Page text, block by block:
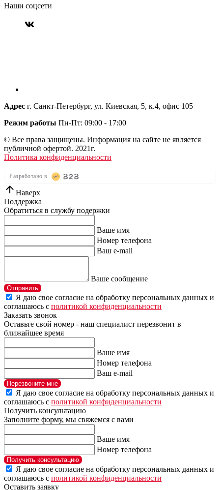
Наши соцсети
Адрес г. Санкт-Петербург, ул. Киевская, 5, к.4, офис 105
Режим работы Пн-Пт: 09:00 - 17:00
© Все права защищены. Информация на сайте не является
публичной офертой. 2021г.
Политика конфиденциальности
Разработано в
Наверх
Поддержка
Обратиться в службу подержки
Ваше имя
Номер телефона
Ваш e-mail
Ваше сообщение
Отправить
Я даю свое согласие на обработку персональных данных и
соглашаюсь с политикой конфиденциальности
Заказать звонок
Оставьте свой номер - наш специалист перезвонит в
ближайшее время
Ваше имя
Номер телефона
Ваш e-mail
Перезвоните мне
Я даю свое согласие на обработку персональных данных и
соглашаюсь с политикой конфиденциальности
Получить консультацию
Заполните форму, мы свяжемся с вами
Ваше имя
Номер телефона
Получить консультацию
Я даю свое согласие на обработку персональных данных и
соглашаюсь с политикой конфиденциальности
Оставить заявку